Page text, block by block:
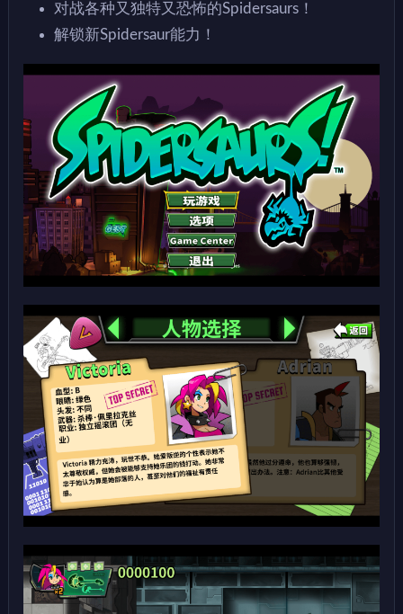
对战各种又独特又恐怖的Spidersaurs！
解锁新Spidersaur能力！